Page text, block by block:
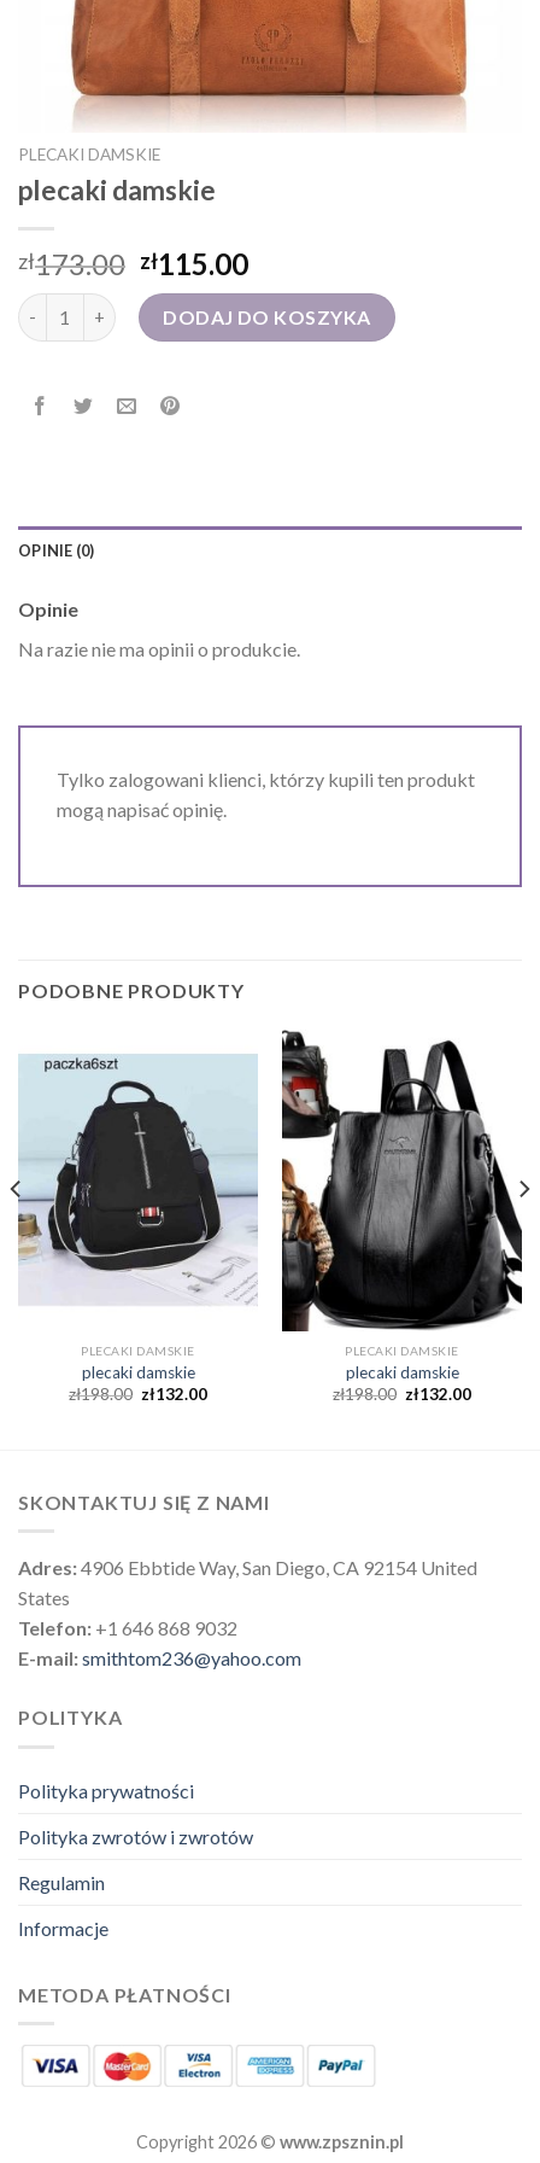
PLECAKI DAMSKIE
plecaki damskie
zł173.00 zł115.00
ilość plecaki damskieDODAJ DO KOSZYKA
OPINIE (0)
Opinie
Na razie nie ma opinii o produkcie.
Tylko zalogowani klienci, którzy kupili ten produkt
mogą napisać opinię.
PODOBNE PRODUKTY
PLECAKI DAMSKIE
plecaki damskie
zł198.00 zł132.00
PLECAKI DAMSKIE
plecaki damskie
zł198.00 zł132.00
SKONTAKTUJ SIĘ Z NAMI
Adres:4906 Ebbtide Way, San Diego, CA 92154 United
States
Telefon: +1 646 868 9032
E-mail:smithtom236@yahoo.com
POLITYKA
Polityka prywatności
Polityka zwrotów i zwrotów
Regulamin
Informacje
METODA PŁATNOŚCI
Copyright 2026 © www.zpsznin.pl